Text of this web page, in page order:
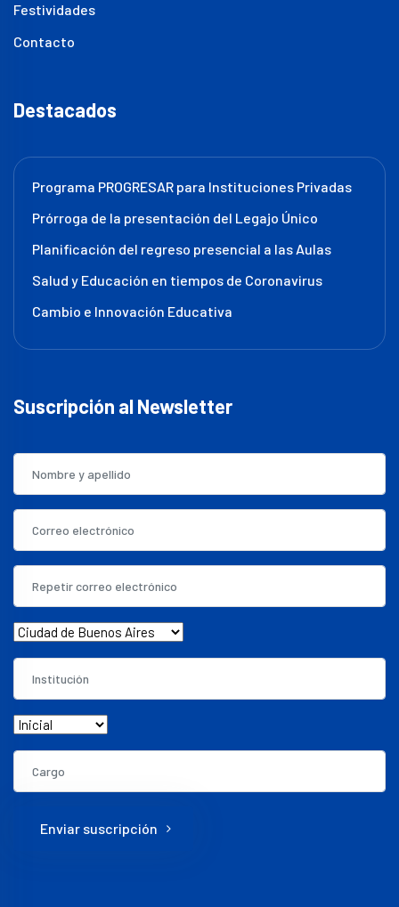
Festividades
Contacto
Destacados
Programa PROGRESAR para Instituciones Privadas
Prórroga de la presentación del Legajo Único
Planificación del regreso presencial a las Aulas
Salud y Educación en tiempos de Coronavirus
Cambio e Innovación Educativa
Suscripción al Newsletter
Enviar suscripción